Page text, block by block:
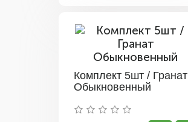
Комплект 5шт / Гранат
Обыкновенный